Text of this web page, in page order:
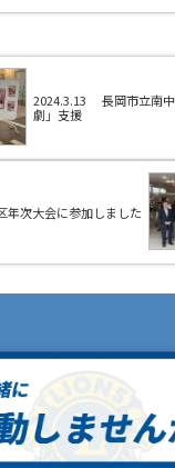
2024.3.13 長岡市立南
劇」支援
年次大会に参加しました